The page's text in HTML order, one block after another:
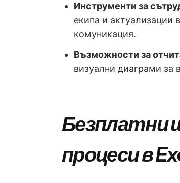
Инструменти за
екипа и актуализации
комуникация.
Възможности за
визуални диаграми за
Безплатни
процеси в